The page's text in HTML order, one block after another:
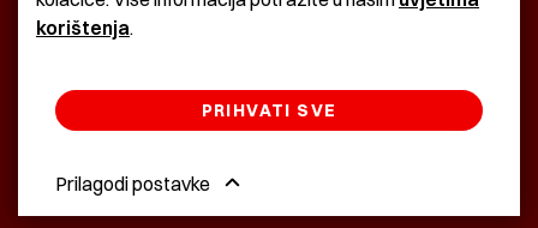
KRASNA ZEMLJA
korištenja.
Prilagodi postavke
PRIHVATI SVE